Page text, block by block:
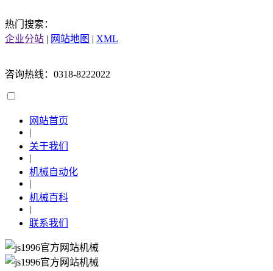
热门搜索：
企业分站 | 网站地图 | XML
咨询热线：0318-8222022
网站首页
|
关于我们
|
机械自动化
|
机械百科
|
联系我们